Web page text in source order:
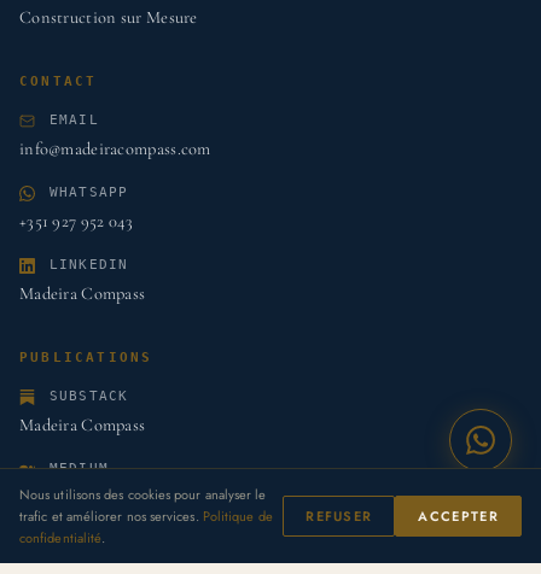
Construction sur Mesure
CONTACT
EMAIL
info@madeiracompass.com
WHATSAPP
+351 927 952 043
LINKEDIN
Madeira Compass
PUBLICATIONS
SUBSTACK
Madeira Compass
MEDIUM
Madeira Compass
Nous utilisons des cookies pour analyser le
trafic et améliorer nos services. Politique de
confidentialité.
REFUSER ACCEPTER